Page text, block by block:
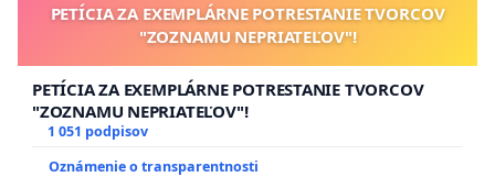
PETÍCIA ZA EXEMPLÁRNE POTRESTANIE TVORCOV
"ZOZNAMU NEPRIATEĽOV"!
PETÍCIA ZA EXEMPLÁRNE POTRESTANIE TVORCOV
"ZOZNAMU NEPRIATEĽOV"!
1 051 podpisov
Oznámenie o transparentnosti